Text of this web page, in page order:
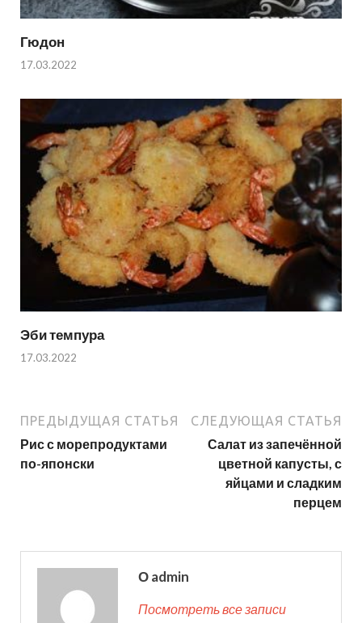
Гюдон
17.03.2022
Эби темпура
17.03.2022
ПРЕДЫДУЩАЯ СТАТЬЯ
Рис с морепродуктами
по-японски
СЛЕДУЮЩАЯ СТАТЬЯ
Салат из запечённой
цветной капусты, с
яйцами и сладким
перцем
О admin
Посмотреть все записи